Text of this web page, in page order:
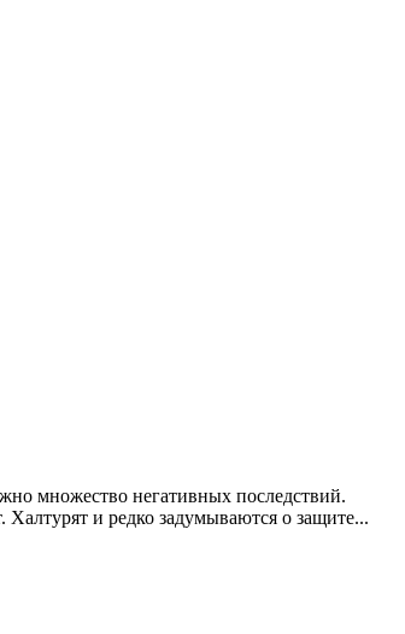
множество негативных последствий.
и редко задумываются о защите...